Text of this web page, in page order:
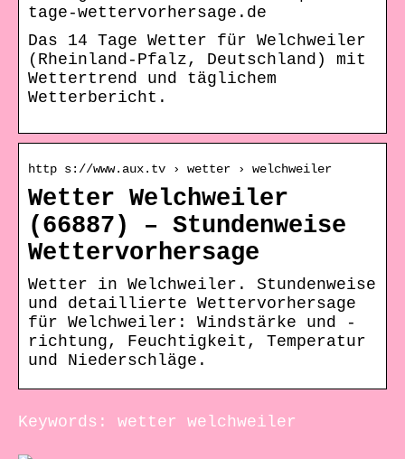
tage-wettervorhersage.de
Das 14 Tage Wetter für Welchweiler
(Rheinland-Pfalz, Deutschland) mit
Wettertrend und täglichem
Wetterbericht.
http s://www.aux.tv › wetter › welchweiler
Wetter Welchweiler
(66887) – Stundenweise
Wettervorhersage
Wetter in Welchweiler. Stundenweise
und detaillierte Wettervorhersage
für Welchweiler: Windstärke und -
richtung, Feuchtigkeit, Temperatur
und Niederschläge.
Keywords: wetter welchweiler